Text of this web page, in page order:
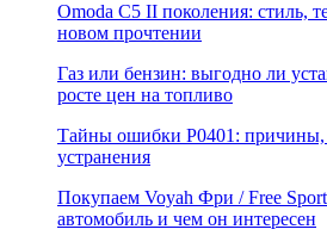
Omoda C5 II поколения: стиль,
новом прочтении
Газ или бензин: выгодно ли
росте цен на топливо
Тайны ошибки P0401:
устранения
Покупаем Voyah Фри / Free
автомобиль и чем он интересен